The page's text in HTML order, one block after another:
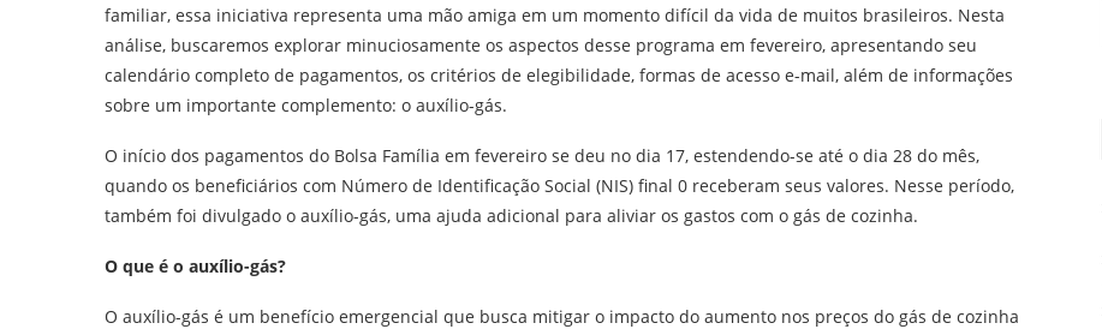
familiar, essa iniciativa representa uma mão amiga em um momento difícil da vida de muitos brasileiros. Nesta
análise, buscaremos explorar minuciosamente os aspectos desse programa em fevereiro, apresentando seu
calendário completo de pagamentos, os critérios de elegibilidade, formas de acesso e-mail, além de informações
sobre um importante complemento: o auxílio-gás.
O início dos pagamentos do Bolsa Família em fevereiro se deu no dia 17, estendendo-se até o dia 28 do mês,
quando os beneficiários com Número de Identificação Social (NIS) final 0 receberam seus valores. Nesse período,
também foi divulgado o auxílio-gás, uma ajuda adicional para aliviar os gastos com o gás de cozinha.
O que é o auxílio-gás?
O auxílio-gás é um benefício emergencial que busca mitigar o impacto do aumento nos preços do gás de cozinha